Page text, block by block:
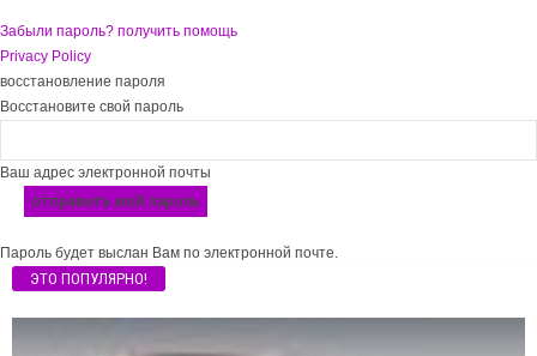
Забыли пароль? получить помощь
Privacy Policy
восстановление пароля
Восстановите свой пароль
Ваш адрес электронной почты
Пароль будет выслан Вам по электронной почте.
ЭТО ПОПУЛЯРНО!